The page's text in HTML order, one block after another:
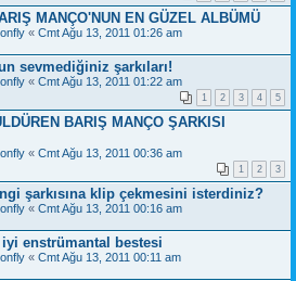
MANÇO'NUN EN GÜZEL ALBÜMÜ
« Cmt Ağu 13, 2011 01:26 am
sevmediğiniz şarkıları!
« Cmt Ağu 13, 2011 01:22 am
1 2 3 4 5
BARIŞ MANÇO ŞARKISI
« Cmt Ağu 13, 2011 00:36 am
1 2 3
şarkısına klip çekmesini isterdiniz?
« Cmt Ağu 13, 2011 00:16 am
enstrümantal bestesi
« Cmt Ağu 13, 2011 00:11 am